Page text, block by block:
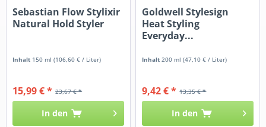
Sebastian Flow Stylixir
Natural Hold Styler
Inhalt 150 ml(106,60 € / Liter)
23,67 € *
15,99 € *
In den
Goldwell Stylesign
Heat Styling
Everyday...
Inhalt200 ml(47,10 € / Liter)
13,35 € *
9,42 € *
In den